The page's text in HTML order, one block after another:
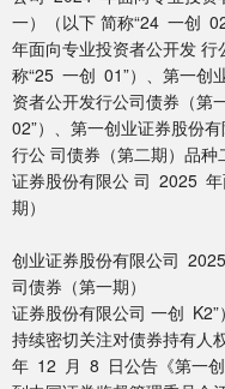
一）（以下 简称“24 一创
年面向专业投资者公开发
称“25 一创 01”）、第一创
资者公开发行公司债券（第
02”）、第一创业证券股份
行公 司债券（第二期）品
证券股份有限公 司 2025
期） （品
（以下简称
创业证券股份有限公司
司债券（第一期） （以
证券股份有限公司 一创 K2”
持续密切关注对债券持有人
年 12 月 8 日公告《第一创